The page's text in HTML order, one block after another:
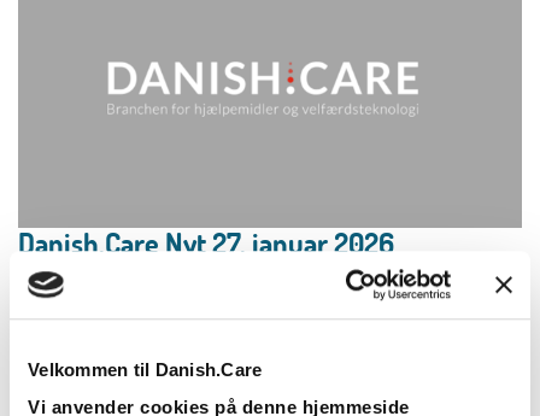
Velkommen til Danish.Care
Vi anvender cookies på denne hjemmeside
Danish.Care Nyt 27. januar 2026
27.01.2026
Læs mere